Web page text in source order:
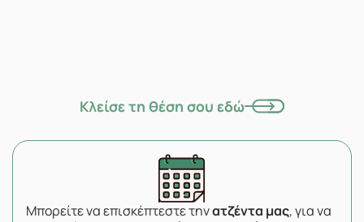
Κλείσε τη θέση σου εδώ
Μπορείτε να επισκέπτεστε τηνατζέντα μας, για να